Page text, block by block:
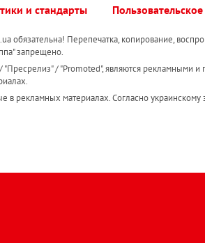
и стандарты
обязательна! Перепечатка, копирование,
запрещено.
/ "Promoted", являются рекламными и
рекламных материалах. Согласно украинскому